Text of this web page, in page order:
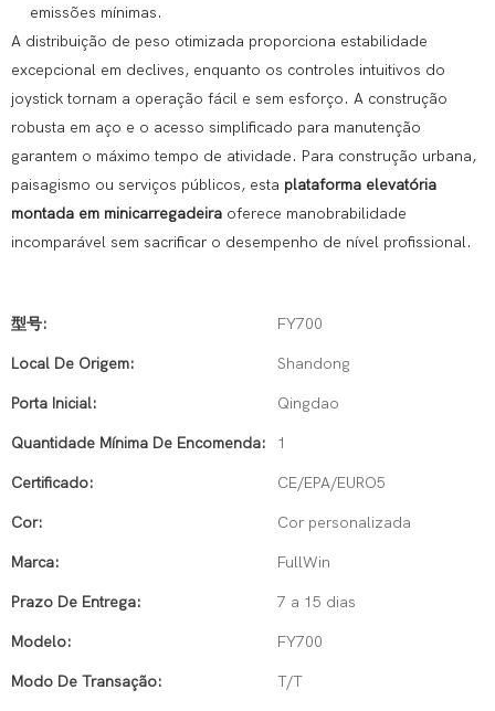
emissões mínimas.
A distribuição de peso otimizada proporciona estabilidade
excepcional em declives, enquanto os controles intuitivos do
joystick tornam a operação fácil e sem esforço. A construção
robusta em aço e o acesso simplificado para manutenção
garantem o máximo tempo de atividade. Para construção urbana,
paisagismo ou serviços públicos, esta plataforma elevatória
montada em minicarregadeira oferece manobrabilidade
incomparável sem sacrificar o desempenho de nível profissional.
型号: FY700
Local De Origem: Shandong
Porta Inicial: Qingdao
Quantidade Mínima De Encomenda: 1
Certificado: CE/EPA/EURO5
Cor: Cor personalizada
Marca: FullWin
Prazo De Entrega: 7 a 15 dias
Modelo: FY700
Modo De Transação: T/T